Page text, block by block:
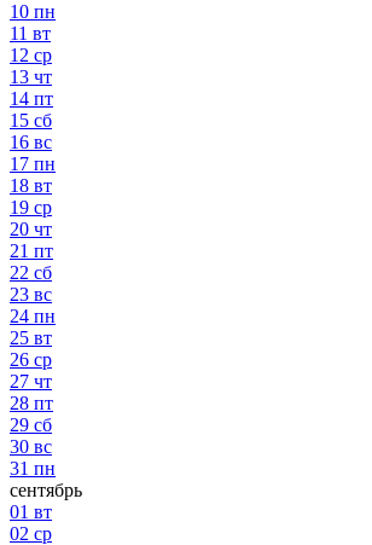
10 пн
11 вт
12 ср
13 чт
14 пт
15 сб
16 вс
17 пн
18 вт
19 ср
20 чт
21 пт
22 сб
23 вс
24 пн
25 вт
26 ср
27 чт
28 пт
29 сб
30 вс
31 пн
сентябрь
01 вт
02 ср